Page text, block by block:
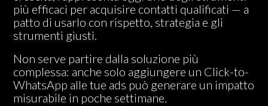
più efficaci per acquisire contatti qualificati — a
patto di usarlo con rispetto, strategia e gli
strumenti giusti.
Non serve partire dalla soluzione più
complessa: anche solo aggiungere un Click-to-
WhatsApp alle tue ads può generare un impatto
misurabile in poche settimane.